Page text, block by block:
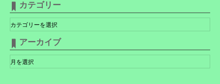
カテゴリー
テ
ゴ
リ
ー
アーカイブ
ー
カ